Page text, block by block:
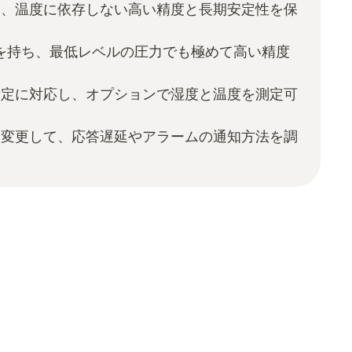
温度に依存しない高い精度と長期安定性を保
持ち、最低レベルの圧力でも極めて高い精度
に対応し、オプションで湿度と温度を測定可
更して、応答遅延やアラームの通知方法を調